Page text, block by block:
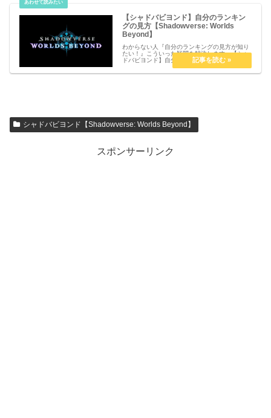
【シャドバビヨンド】自分のランキン
グの見方【Shadowverse: Worlds
Beyond】
わからない人『自分のランキングの見方が知り
たい！』こういった疑問を解決します。【シャ
ドバビヨンド】自分のランキングの見方
【Shadowverse: Worlds Beyond】自分のラン
キングの見方 ホームの画面右上にあるから「プ
シャドバビヨンド【Shadowverse: Worlds Beyond】
スポンサーリンク